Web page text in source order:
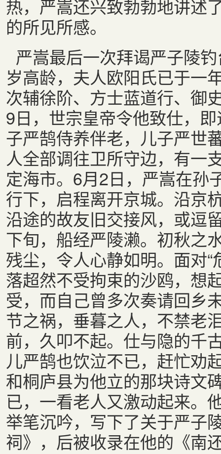
热，严嵩还兴致勃勃地讲述
的所见所感。
严嵩最后一次拜谒严子陵
岁高龄，夫人欧阳氏已于一
次辅徐阶、方士蓝道行、御
9日，世宗皇帝令他致仕，
子严鹄侍养伴老，儿子严世
人全部调往卫所守边，有一
定海市。6月2日，严嵩在孙
行下，启程离开京城。沿京
沿途的故友旧交接风，或逗
下旬，船经严陵濑。初秋之
残尘，令人心静如明。面对“
落超然不受拘束的沙鸥，想
受，而自己曾多次奏请回乡
节之祸，垂暮之人，不禁老
前，久叩不起。仕与隐的千
儿严鹄也饮泣不已，赶忙劝
和桐庐县为他立的那块诗
已，一看老人又激动起来。
举笔沉吟，写下了关于严
祠》，后被收录在他的《南